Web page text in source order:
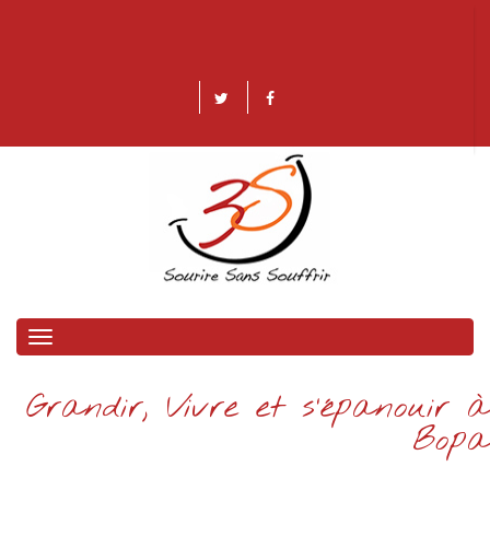
navigation
Grandir, Vivre et s’épanouir à
Bopa